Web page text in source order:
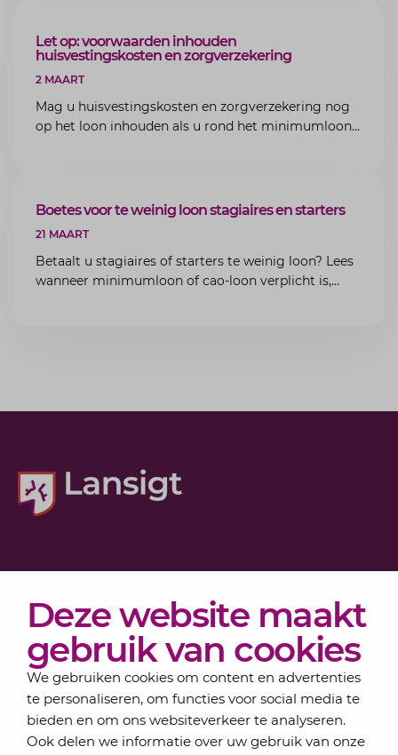
Deze website maakt
gebruik van cookies
We gebruiken cookies om content en advertenties
te personaliseren, om functies voor social media te
bieden en om ons websiteverkeer te analyseren.
Ook delen we informatie over uw gebruik van onze
ARTIKEL
Let op: voorwaarden inhouden
huisvestingskosten en zorgverzekering
2 MAART
Mag u huisvestingskosten en zorgverzekering nog
op het loon inhouden als u rond het minimumloon
ARTIKEL
Boetes voor te weinig loon stagiaires en starters
21 MAART
Betaalt u stagiaires of starters te weinig loon? Lees
wanneer minimumloon of cao-loon verplicht is,
Actueel
Over Lansigt
Contact
Schrijf je in voor onze nieuwsbrief